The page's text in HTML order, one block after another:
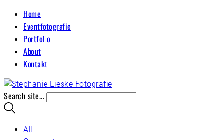
Home
Eventfotografie
Portfolio
About
Kontakt
Search site...
All